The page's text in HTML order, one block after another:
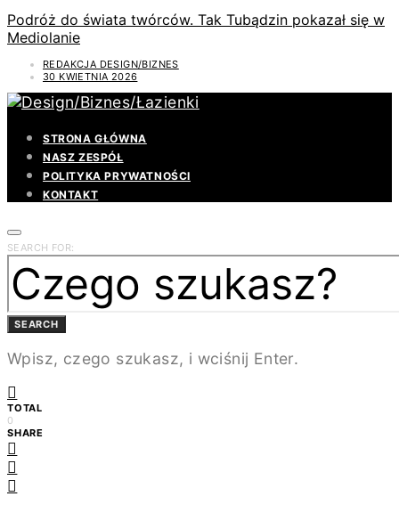
Podróż do świata twórców. Tak Tubądzin pokazał się w
Mediolanie
REDAKCJA DESIGN/BIZNES
30 KWIETNIA 2026
STRONA GŁÓWNA
NASZ ZESPÓŁ
POLITYKA PRYWATNOŚCI
KONTAKT
SEARCH FOR:
SEARCH
Wpisz, czego szukasz, i wciśnij Enter.
TOTAL
0
SHARE